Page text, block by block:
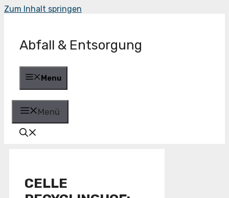
Zum Inhalt springen
Abfall & Entsorgung
Menu
Menü
CELLE